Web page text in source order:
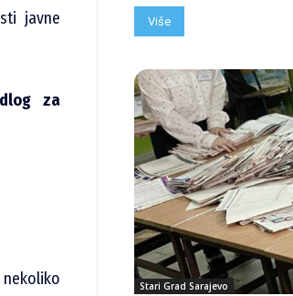
javne
za
Više
Stari Grad Sarajevo